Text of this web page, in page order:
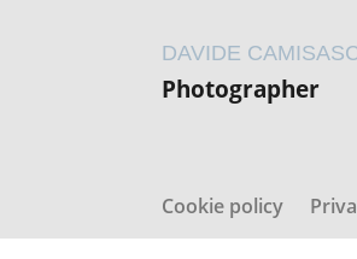
DAVIDE
Photographer
Cookie policy